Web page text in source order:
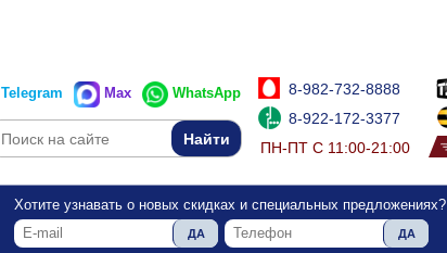
Telegram Max WhatsApp
8-982-732-8888
8-922-172-3377
ПН-ПТ С 11:00-21:00
Хотите узнавать о новых скидках и специальных предложениях?